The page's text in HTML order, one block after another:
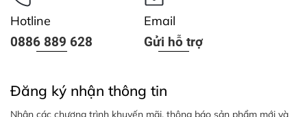
Hotline
0886 889 628
Email
Gửi hỗ trợ
Đăng ký nhận thông tin
Nhận các chương trình khuyến mãi, thông báo sản phẩm mới và